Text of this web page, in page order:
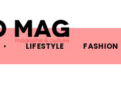
LIFESTYLE FASHION